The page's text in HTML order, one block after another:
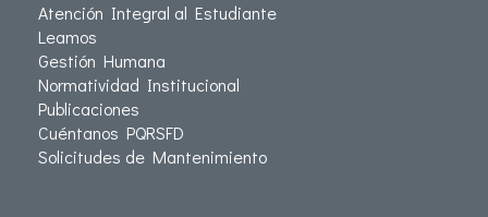
Atención Integral al Estudiante
Leamos
Gestión Humana
Normatividad Institucional
Publicaciones
Cuéntanos PQRSFD
Solicitudes de Mantenimiento